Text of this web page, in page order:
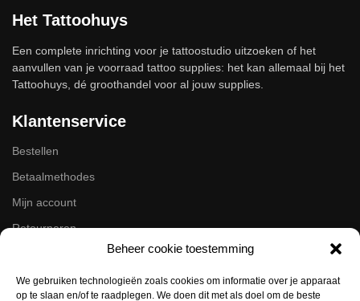
Beheer cookie toestemming
We gebruiken technologieën zoals cookies om informatie over je apparaat
op te slaan en/of te raadplegen. We doen dit met als doel om de beste
Het Tattoohuys
Een complete inrichting voor je tattoostudio uitzoeken of het
aanvullen van je voorraad tattoo supplies: het kan allemaal bij het
Tattoohuys, dé groothandel voor al jouw supplies.
Klantenservice
Bestellen
Betaalmethodes
Mijn account
Retourneren